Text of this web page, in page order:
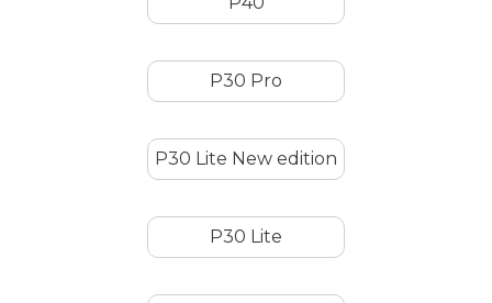
P30 Pro
P30 Lite New edition
P30 Lite